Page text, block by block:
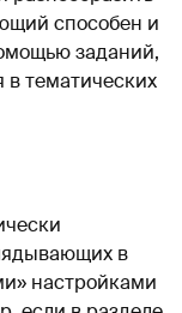
способен и
заданий,
тематических
в
настройками